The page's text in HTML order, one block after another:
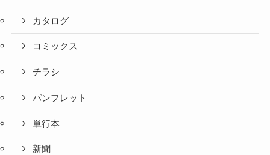
カタログ
コミックス
チラシ
パンフレット
単行本
新聞